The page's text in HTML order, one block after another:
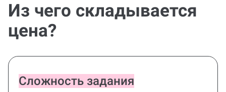
Из чего складывается
цена?
Сложность задания